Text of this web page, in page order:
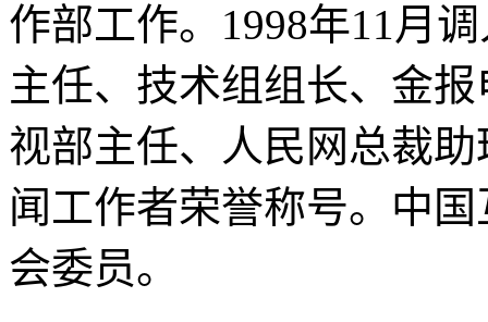
作部工作。1998年11月
主任、技术组组长、金
视部主任、人民网总裁
闻工作者荣誉称号。中
会委员。